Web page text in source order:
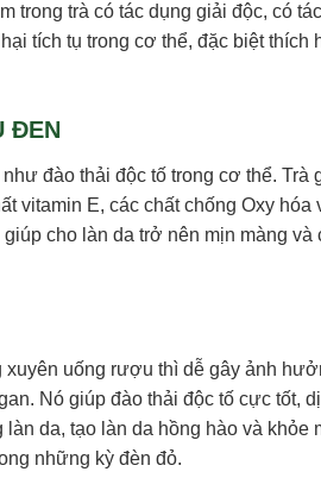
trong trà có tác dụng giải độc, có
tích tụ trong cơ thể, đặc biệt
ĐEN
đào thải độc tố trong cơ thể.
vitamin E, các chất chống Oxy
cho làn da trở nên mịn màng
uống rượu thì dễ gây ảnh
Nó giúp đào thải độc tố cực tốt,
da, tạo làn da hồng hào và khỏe
những kỳ đèn đỏ.